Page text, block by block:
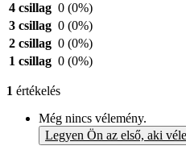
4 csillag 0 (0%)
3 csillag 0 (0%)
2 csillag 0 (0%)
1 csillag 0 (0%)
1 értékelés
Még nincs vélemény.
Legyen Ön az első, aki